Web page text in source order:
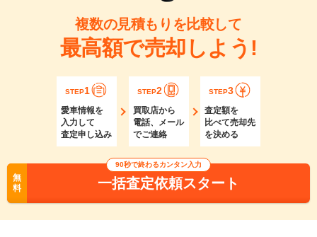
複数の見積もりを比較して
最高額で売却しよう!
STEP1
愛車情報を
入力して
査定申し込み
STEP2
買取店から
電話、メール
でご連絡
STEP3
査定額を
比べて売却先
を決める
無
料
90秒で終わるカンタン入力
一括査定依頼スタート